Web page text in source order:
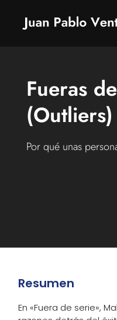
Fueras
(Outliers)
Por qué unas
Resumen
En «Fuera de serie»,